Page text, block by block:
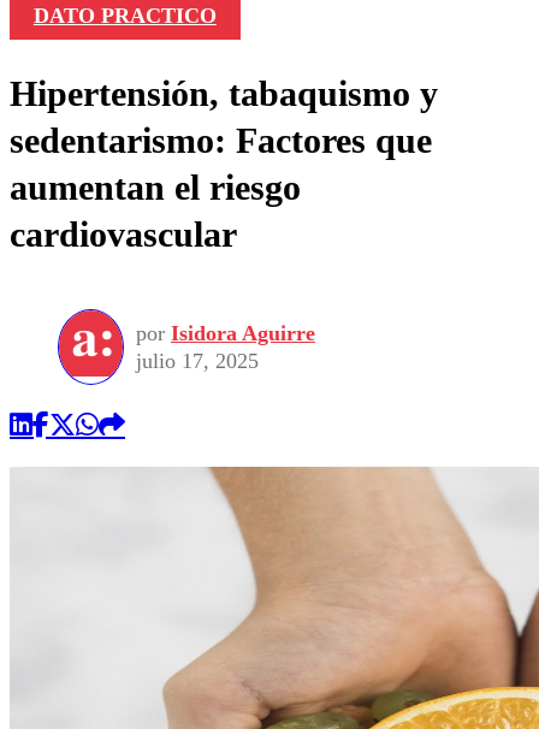
DATO PRACTICO
Hipertensión, tabaquismo y
sedentarismo: Factores que
aumentan el riesgo
cardiovascular
por Isidora Aguirre
julio 17, 2025